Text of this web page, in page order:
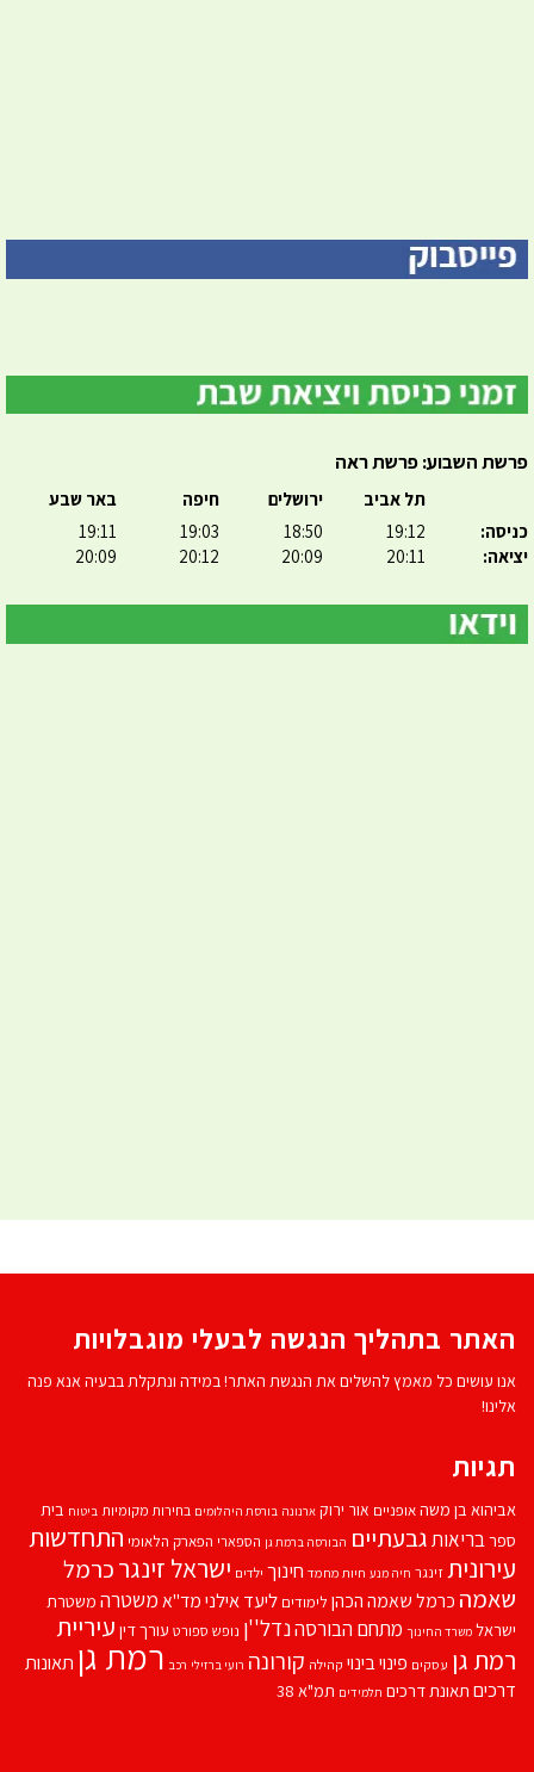
פרשת השבוע: פרשת ראה
כניסה:
יציאה:
תל אביב
19:12
20:11
ירושלים
18:50
20:09
חיפה
19:03
20:12
באר שבע
19:11
20:09
האתר בתהליך הנגשה לבעלי מוגבלויות
אנו עושים כל מאמץ להשלים את הנגשת האתר! במידה ונתקלת בבעיה אנא פנה
אלינו!
תגיות
אביהוא בן משהאופניים אור ירוק ארנונה בורסת היהלומים בחירות מקומיות ביטוח בית
ספרבריאותגבעתיים הבורסה ברמת גן הספארי הפארק הלאומי התחדשות
עירוניתזינגר חיה מנע חיות מחמד חינוך ילדים ישראל זינגרכרמל
שאמה כרמל שאמה הכהן לימודים ליעד אילנימד''אמשטרה משטרת
ישראל משרד החינוך מתחם הבורסהנדל''ן נופש ספורט עורך דין עיריית
רמת גן עסקים פינוי בינוי קהילה קורונה רועי ברזילי רכב רמת גן תאונות
דרכים תאונת דרכים תלמידים תמ"א 38